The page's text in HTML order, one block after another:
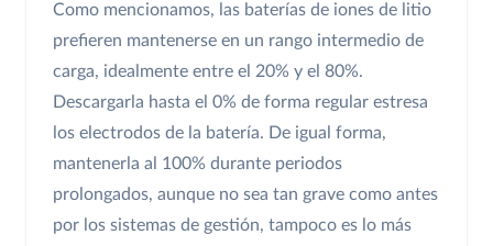
Como mencionamos, las baterías de iones de litio
prefieren mantenerse en un rango intermedio de
carga, idealmente entre el 20% y el 80%.
Descargarla hasta el 0% de forma regular estresa
los electrodos de la batería. De igual forma,
mantenerla al 100% durante periodos
prolongados, aunque no sea tan grave como antes
por los sistemas de gestión, tampoco es lo más